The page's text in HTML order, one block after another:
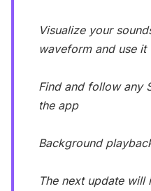
Visualize your
waveform and use
Find and follow any
the app
Background
The next update will